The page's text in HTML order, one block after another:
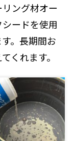
ング材オー
シードを使用
。長期間お
くれます。